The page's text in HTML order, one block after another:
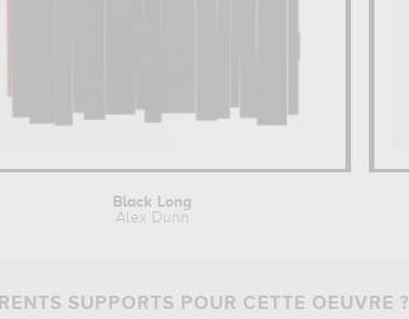
Black Long
Alex Dunn
SUPPORTS POUR CETTE OEUVRE ?